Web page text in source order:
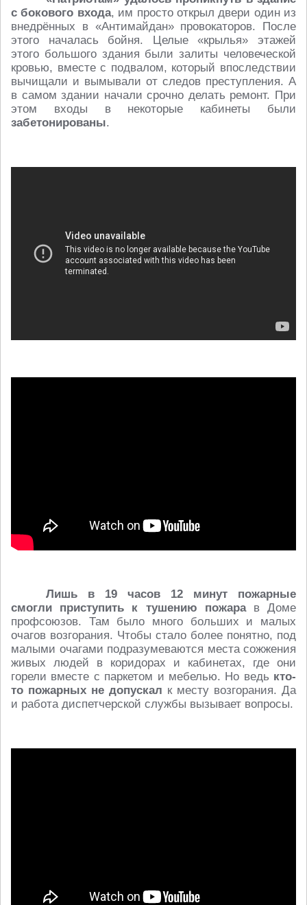
с бокового входа, им просто открыл двери один из
внедрённых в «Антимайдан» провокаторов. После
этого началась бойня. Целые «крылья» этажей
этого большого здания были залиты человеческой
кровью, вместе с подвалом, который впоследствии
вычищали и вымывали от следов преступления. А
в самом здании начали срочно делать ремонт. При
этом входы в некоторые кабинеты были
забетонированы.
Лишь в 19 часов 12 минут пожарные
смогли приступить к тушению пожарав Доме
профсоюзов. Там было много больших и малых
очагов возгорания. Чтобы стало более понятно, под
малыми очагами подразумеваются места сожжения
живых людей в коридорах и кабинетах, где они
горели вместе с паркетом и мебелью. Но ведь кто-
то пожарных не допускал к месту возгорания. Да
и работа диспетчерской службы вызывает вопросы.